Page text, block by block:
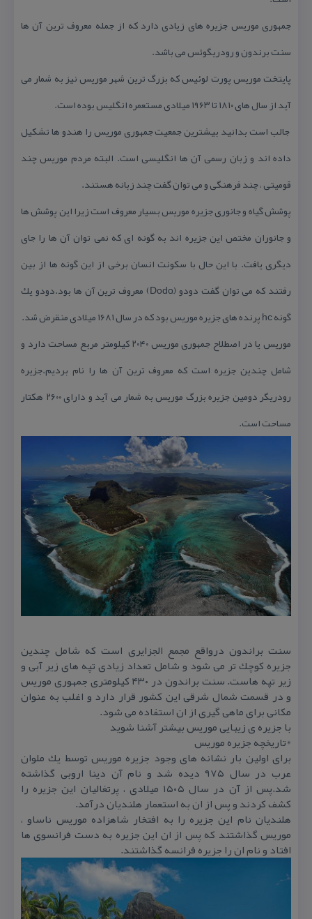
جمهوری موریس جزیره های زیادی دارد كه از جمله معروف ترین آن ها
سنت برندون و رودریگوئس می باشد.
پایتخت موریس پورت لوئیس كه بزرگ ترین شهر موریس نیز به شمار می
آید از سال های ۱۸۱۰ تا ۱۹۶۳ میلادی مستعمره انگلیس بوده است.
جالب است بدانید بیشترین جمعیت جمهوری موریس را هندو ها تشكیل
داده اند و زبان رسمی آن ها انگلیسی است. البته مردم موریس چند
قومیتی ، چند فرهنگی و می توان گفت چند زبانه هستند.
پوشش گیاه و جانوری جزیره موریس بسیار معروف است زیرا این پوشش ها
و جانوران مختص این جزیره اند به گونه ای كه نمی توان آن ها را جای
دیگری یافت. با این حال با سكونت انسان برخی از این گونه ها از بین
رفتند كه می توان گفت دودو (ِDodo) معروف ترین آن ها بود.دودو یك
گونه hc پرنده های جزیره موریس بود كه در سال ۱۶۸۱ میلادی منقرض شد.
موریس یا در اصطلاح جمهوری موریس ۲۰۴۰ كیلومتر مربع مساحت دارد و
شامل چندین جزیره است كه معروف ترین آن ها را نام بردیم.جزیره
رودریگر دومین جزیره بزرگ موریس به شمار می آید و دارای ۲۶۰۰ هكتار
مساحت است.
سنت براندون درواقع مجمع الجزایری است كه شامل چندین
جزیره كوچك تر می شود و شامل تعداد زیادی تپه های زیر آبی و
زیر تپه هاست. سنت براندون در ۴۳۰ كیلومتری جمهوری موریس
و در قسمت شمال شرقی این كشور قرار دارد و اغلب به عنوان
مكانی برای ماهی گیری از ان استفاده می شود.
با جزیره ی زیبایی موریس بیشتر آشنا شوید
*تاریخچه جزیره موریس
برای اولین بار نشانه های وجود جزیره موریس توسط یك ملوان
عرب در سال ۹۷۵ دیده شد و نام آن دینا اروبی گذاشته
شد.پس از آن در سال ۱۵۰۵ میلادی ، پرتغالیان این جزیره را
كشف كردند و پس از ان به استعمار هلندیان درآمد.
هلندیان نام این جزیره را به افتخار شاهزاده موریس ناساو ،
موریس گذاشتند كه پس از ان این جزیره به دست فرانسوی ها
افتاد و نام ان را جزیره فرانسه گذاشتند.